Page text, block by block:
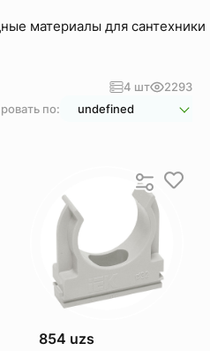
материалы для сантехники
4 шт
2293
по:
undefined
854 uzs